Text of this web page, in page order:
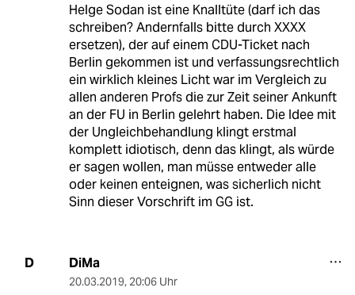
Helge Sodan ist eine Knalltüte (darf ich das
schreiben? Andernfalls bitte durch XXXX
ersetzen), der auf einem CDU-Ticket nach
Berlin gekommen ist und verfassungsrechtlich
ein wirklich kleines Licht war im Vergleich zu
allen anderen Profs die zur Zeit seiner Ankunft
an der FU in Berlin gelehrt haben. Die Idee mit
der Ungleichbehandlung klingt erstmal
komplett idiotisch, denn das klingt, als würde
er sagen wollen, man müsse entweder alle
oder keinen enteignen, was sicherlich nicht
Sinn dieser Vorschrift im GG ist.
D DiMa
20.03.2019, 20:06 Uhr